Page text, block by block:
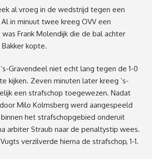
al vroeg in de wedstrijd tegen een
in minuut twee kreeg OVV een
was Frank Molendijk die de bal achter
kopte.
Gravendeel niet echt lang tegen de 1-0
kijken. Zeven minuten later kreeg ’s-
een strafschop toegewezen. Nadat
Milo Kolmsberg werd aangespeeld
binnen het strafschopgebied onderuit
arbiter Straub naar de penaltystip wees.
verzilverde hierna de strafschop, 1-1.